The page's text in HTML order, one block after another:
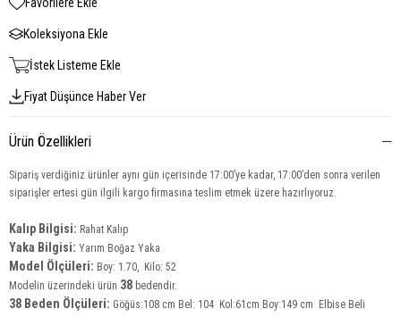
Koleksiyona Ekle
İstek Listeme Ekle
Fiyat Düşünce Haber Ver
Ürün Özellikleri
Sipariş verdiğiniz ürünler aynı gün içerisinde 17:00’ye kadar, 17:00’den sonra verilen
siparişler ertesi gün ilgili kargo firmasına teslim etmek üzere hazırlıyoruz.
Kalıp Bilgisi: Rahat Kalıp
Yaka Bilgisi: Yarım Boğaz Yaka
Model Ölçüleri: Boy: 1.70, Kilo: 52
Modelin üzerindeki ürün 38 bedendir.
38 Beden Ölçüleri: Göğüs:108 cm Bel: 104 Kol:61cm Boy:149 cm Elbise Beli